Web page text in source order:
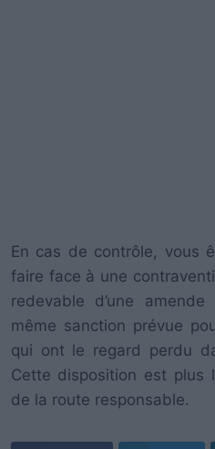
En cas de contrôle, vous
faire face à une
redevable d’une
même sanction prévue
qui ont le regard perdu
Cette disposition est plus
de la route responsable.